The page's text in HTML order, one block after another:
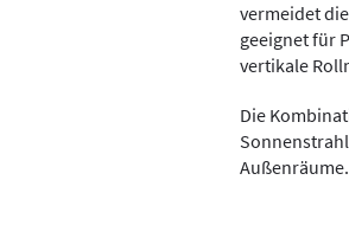
vermeidet
geeignet für
vertikale
Die
Außenräume.